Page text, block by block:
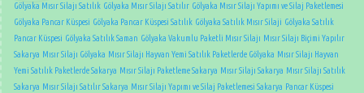
Gölyaka Mısır Silajı Satılık Gölyaka Mısır Silajı Satılır Gölyaka Mısır Silajı Yapımı ve Silaj Paketlemesi
Gölyaka Pancar Küspesi Gölyaka Pancar Küspesi Satılık Gölyaka Satılık Mısır Silaji Gölyaka Satılık
Pancar Küspesi Gölyaka Satılık Saman Gölyaka Vakumlu Paketli Mısır Silajı Mısır Silajı Biçimi Yapılır
Sakarya Mısır Silajı Gölyaka Mısır Silajı Hayvan Yemi Satılık Paketlerde Gölyaka Mısır Silajı Hayvan
Yemi Satılık Paketlerde Sakarya Mısır Silajı Paketleme Sakarya Mısır Silajı Sakarya Mısır Silajı Satılık
Sakarya Mısır Silajı Satılır Sakarya Mısır Silajı Yapımı ve Silaj Paketlemesi Sakarya Pancar Küspesi